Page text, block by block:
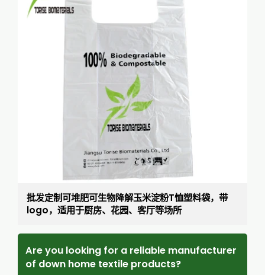
批发定制可堆肥可生物降解玉米淀粉T恤塑料袋，带
logo，适用于厨房、花园、客厅等场所
Are you looking for a reliable manufacturer
of down home textile products?